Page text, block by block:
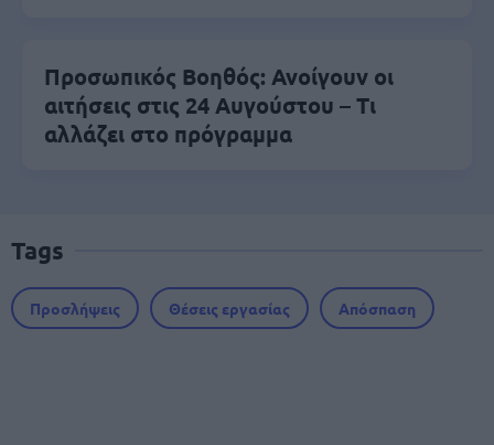
Προσωπικός Βοηθός: Ανοίγουν οι
αιτήσεις στις 24 Αυγούστου – Τι
αλλάζει στο πρόγραμμα
Tags
Προσλήψεις Θέσεις εργασίας Απόσπαση